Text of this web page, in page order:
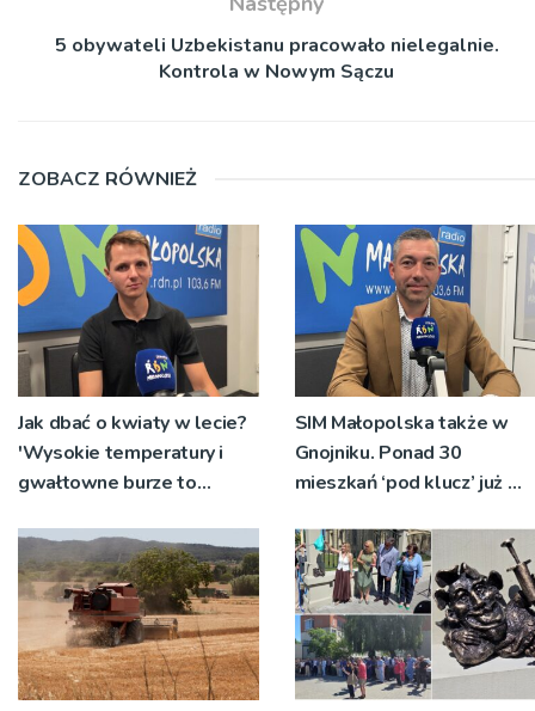
5 obywateli Uzbekistanu pracowało nielegalnie.
Kontrola w Nowym Sączu
ZOBACZ RÓWNIEŻ
Jak dbać o kwiaty w lecie?
'Wysokie temperatury i
gwałtowne burze to
SIM Małopolska także w
Gnojniku. Ponad 30
mieszkań ‘pod klucz’ już w